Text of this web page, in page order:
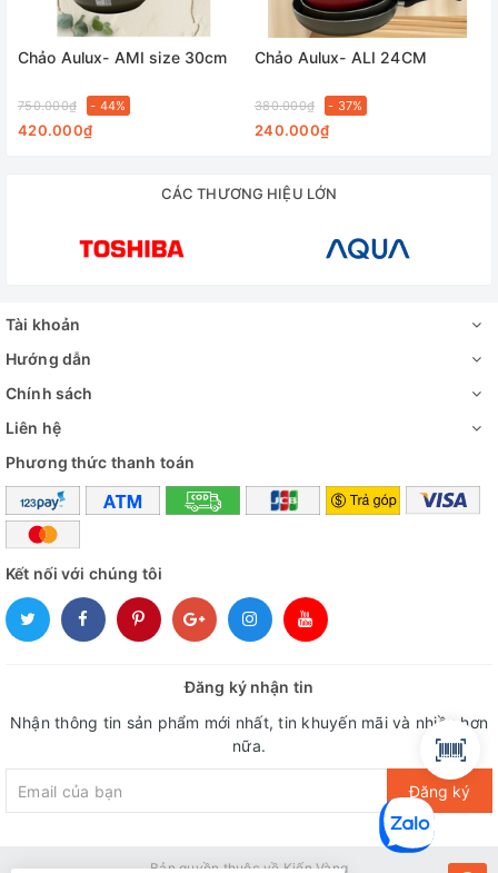
Chảo Aulux- AMI size 30cm
750.000₫ - 44%
420.000₫
Chảo Aulux- ALI 24CM
380.000₫ - 37%
240.000₫
CÁC THƯƠNG HIỆU LỚN
Tài khoản
Hướng dẫn
Chính sách
Liên hệ
Phương thức thanh toán
Kết nối với chúng tôi
Đăng ký nhận tin
Nhận thông tin sản phẩm mới nhất, tin khuyến mãi và nhiều hơn
nữa.
Đăng ký
Bản quyền thuộc về Kiến Vàng